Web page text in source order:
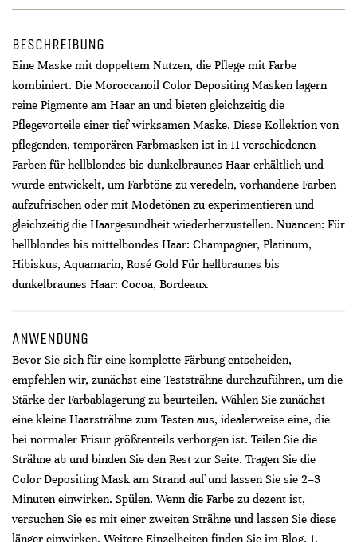
BESCHREIBUNG
Eine Maske mit doppeltem Nutzen, die Pflege mit Farbe
kombiniert. Die Moroccanoil Color Depositing Masken lagern
reine Pigmente am Haar an und bieten gleichzeitig die
Pflegevorteile einer tief wirksamen Maske. Diese Kollektion von
pflegenden, temporären Farbmasken ist in 11 verschiedenen
Farben für hellblondes bis dunkelbraunes Haar erhältlich und
wurde entwickelt, um Farbtöne zu veredeln, vorhandene Farben
aufzufrischen oder mit Modetönen zu experimentieren und
gleichzeitig die Haargesundheit wiederherzustellen. Nuancen: Für
hellblondes bis mittelbondes Haar: Champagner, Platinum,
Hibiskus, Aquamarin, Rosé Gold Für hellbraunes bis
dunkelbraunes Haar: Cocoa, Bordeaux
ANWENDUNG
Bevor Sie sich für eine komplette Färbung entscheiden,
empfehlen wir, zunächst eine Teststrähne durchzuführen, um die
Stärke der Farbablagerung zu beurteilen. Wählen Sie zunächst
eine kleine Haarsträhne zum Testen aus, idealerweise eine, die
bei normaler Frisur größtenteils verborgen ist. Teilen Sie die
Strähne ab und binden Sie den Rest zur Seite. Tragen Sie die
Color Depositing Mask am Strand auf und lassen Sie sie 2–3
Minuten einwirken. Spülen. Wenn die Farbe zu dezent ist,
versuchen Sie es mit einer zweiten Strähne und lassen Sie diese
länger einwirken. Weitere Einzelheiten finden Sie im Blog. 1.